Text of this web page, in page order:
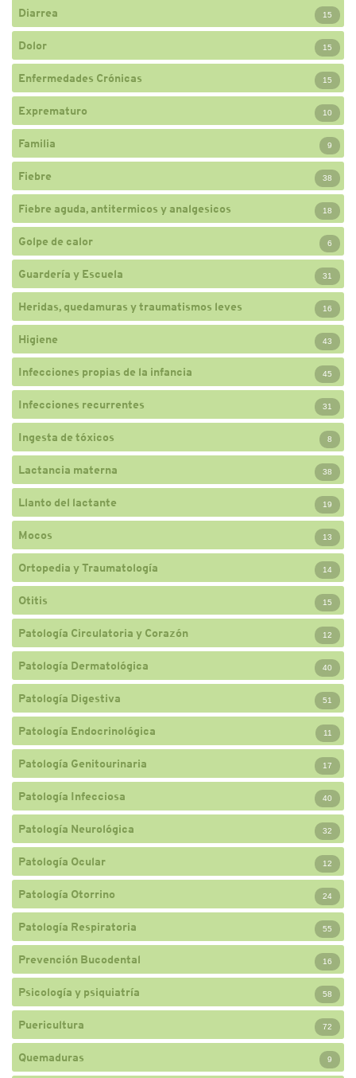
Diarrea 15
Dolor 15
Enfermedades Crónicas 15
Exprematuro 10
Familia 9
Fiebre 38
Fiebre aguda, antitermicos y analgesicos 18
Golpe de calor 6
Guardería y Escuela 31
Heridas, quedamuras y traumatismos leves 16
Higiene 43
Infecciones propias de la infancia 45
Infecciones recurrentes 31
Ingesta de tóxicos 8
Lactancia materna 38
Llanto del lactante 19
Mocos 13
Ortopedia y Traumatología 14
Otitis 15
Patología Circulatoria y Corazón 12
Patología Dermatológica 40
Patología Digestiva 51
Patología Endocrinológica 11
Patología Genitourinaria 17
Patología Infecciosa 40
Patología Neurológica 32
Patología Ocular 12
Patología Otorrino 24
Patología Respiratoria 55
Prevención Bucodental 16
Psicología y psiquiatría 58
Puericultura 72
Quemaduras 9